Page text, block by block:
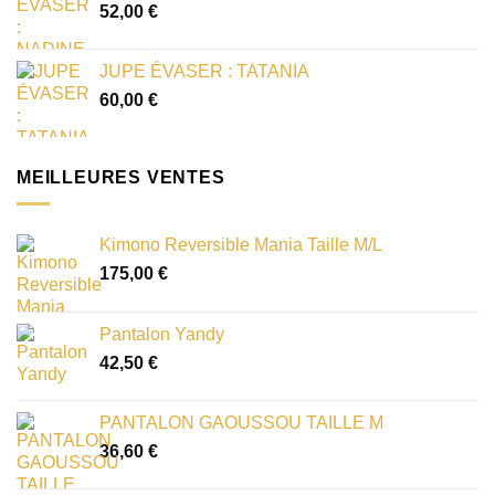
52,00 €
JUPE ÉVASER : TATANIA
60,00 €
MEILLEURES VENTES
Kimono Reversible Mania Taille M/L
175,00 €
Pantalon Yandy
42,50 €
PANTALON GAOUSSOU TAILLE M
36,60 €